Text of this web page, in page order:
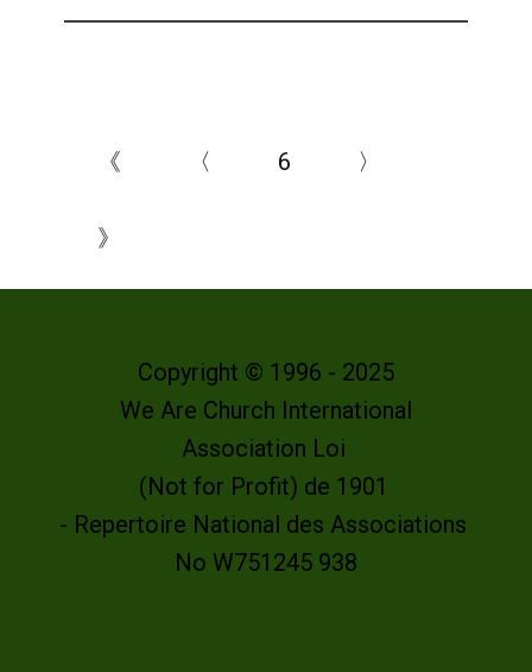
《 〈 6 〉
》
Copyright © 1996 - 2025
We Are Church International
Association Loi
(Not for Profit) de 1901
- Repertoire National des Associations
No W751245 938